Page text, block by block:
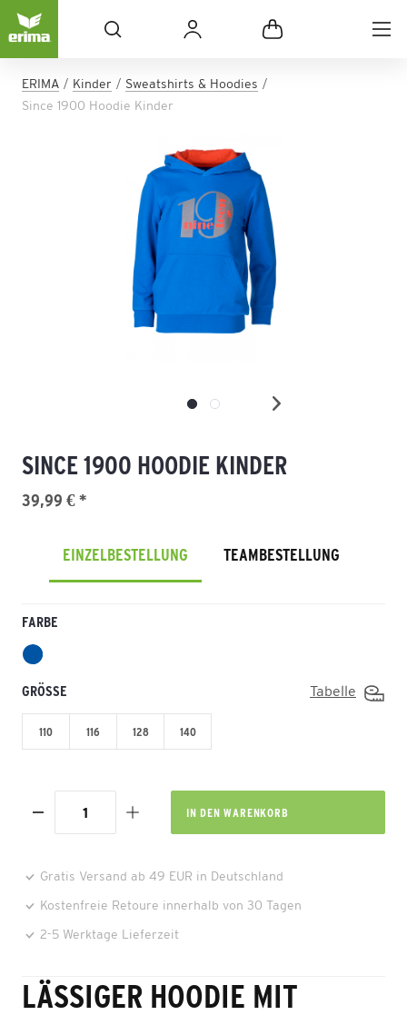
ERIMA Kinder
Sweatshirts & Hoodies
Since 1900 Hoodie Kinder
SINCE 1900 HOODIE KINDER
39,99 € *
EINZELBESTELLUNG TEAMBESTELLUNG
FARBE
GRÖSSE Tabelle
110 116 128 140
IN DEN WARENKORB
Gratis Versand ab 49 EUR in Deutschland
Kostenfreie Retoure innerhalb von 30 Tagen
2-5 Werktage Lieferzeit
LÄSSIGER HOODIE MIT